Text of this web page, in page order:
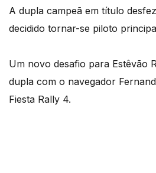
A dupla campeã em título
decidido tornar-se piloto
Um novo desafio para Estêvão
dupla com o navegador
Fiesta Rally 4.